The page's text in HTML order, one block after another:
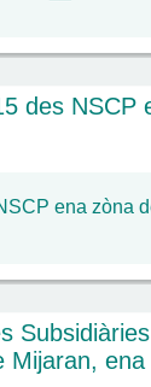
des NSCP
ena zòna
Mijaran,